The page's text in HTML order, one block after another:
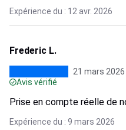
Expérience du : 12 avr. 2026
Frederic L.
21 mars 2026
Avis vérifié
Prise en compte réelle de
Expérience du : 9 mars 2026